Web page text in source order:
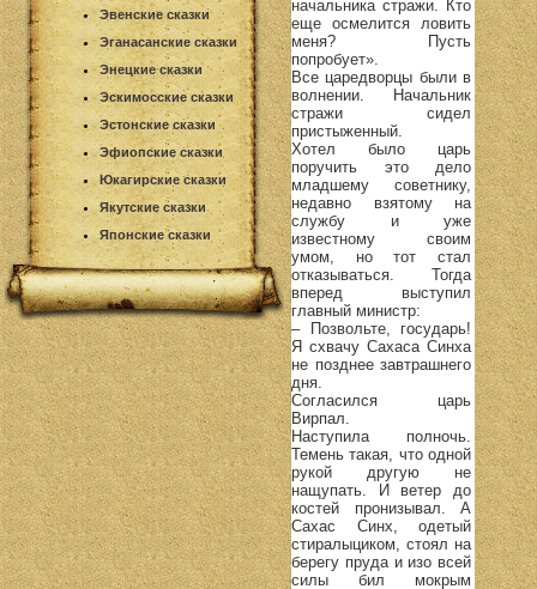
Эвенские сказки
Эганасанские сказки
Энецкие сказки
Эскимосские сказки
Эстонские сказки
Эфиопские сказки
Юкагирские сказки
Якутские сказки
Японские сказки
начальника стражи. Кто
еще осмелится ловить
меня? Пусть
попробует».
Все царедворцы были в
волнении. Начальник
стражи сидел
пристыженный.
Хотел было царь
поручить это дело
младшему советнику,
недавно взятому на
службу и уже
известному своим
умом, но тот стал
отказываться. Тогда
вперед выступил
главный министр:
– Позвольте, государь!
Я схвачу Сахаса Синха
не позднее завтрашнего
дня.
Согласился царь
Вирпал.
Наступила полночь.
Темень такая, что одной
рукой другую не
нащупать. И ветер до
костей пронизывал. А
Сахас Синх, одетый
стиралыциком, стоял на
берегу пруда и изо всей
силы бил мокрым